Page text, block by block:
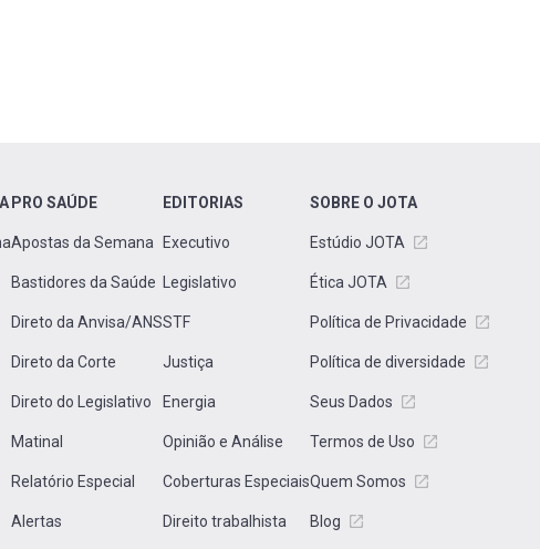
PRO SAÚDE
Apostas da Semana
Bastidores da Saúde
Direto da Anvisa/ANS
Direto da Corte
Direto do Legislativo
Matinal
Relatório Especial
Alertas
EDITORIAS
Executivo
Legislativo
STF
Justiça
Energia
Opinião e Análise
Coberturas Especiais
Direito trabalhista
SOBRE O JOTA
Estúdio JOTA
Ética JOTA
Política de Privacidade
Política de diversidade
Seus Dados
Termos de Uso
Quem Somos
Blog